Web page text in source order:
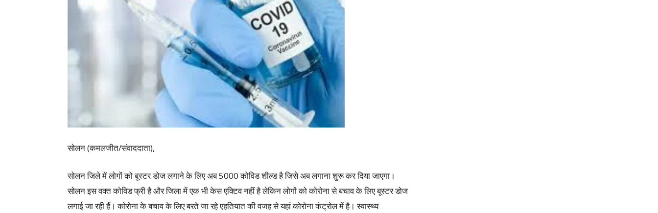
सोलन (कमलजीत/संवाददाता),
सोलन जिले में लोगों को बूस्टर डोज लगाने के लिए अब 5000 कोविड शील्ड है जिसे अब लगाना शुरू कर दिया जाएगा।
सोलन इस वक्त कोविड फ्री है और जिला में एक भी केस एक्टिव नहीं है लेकिन लोगों को कोरोना से बचाव के लिए बूस्टर डोज
लगाई जा रही हैं। कोरोना के बचाव के लिए बरते जा रहे एहतियात की वजह से यहां कोरोना कंट्रोल में है। स्वास्थ्य